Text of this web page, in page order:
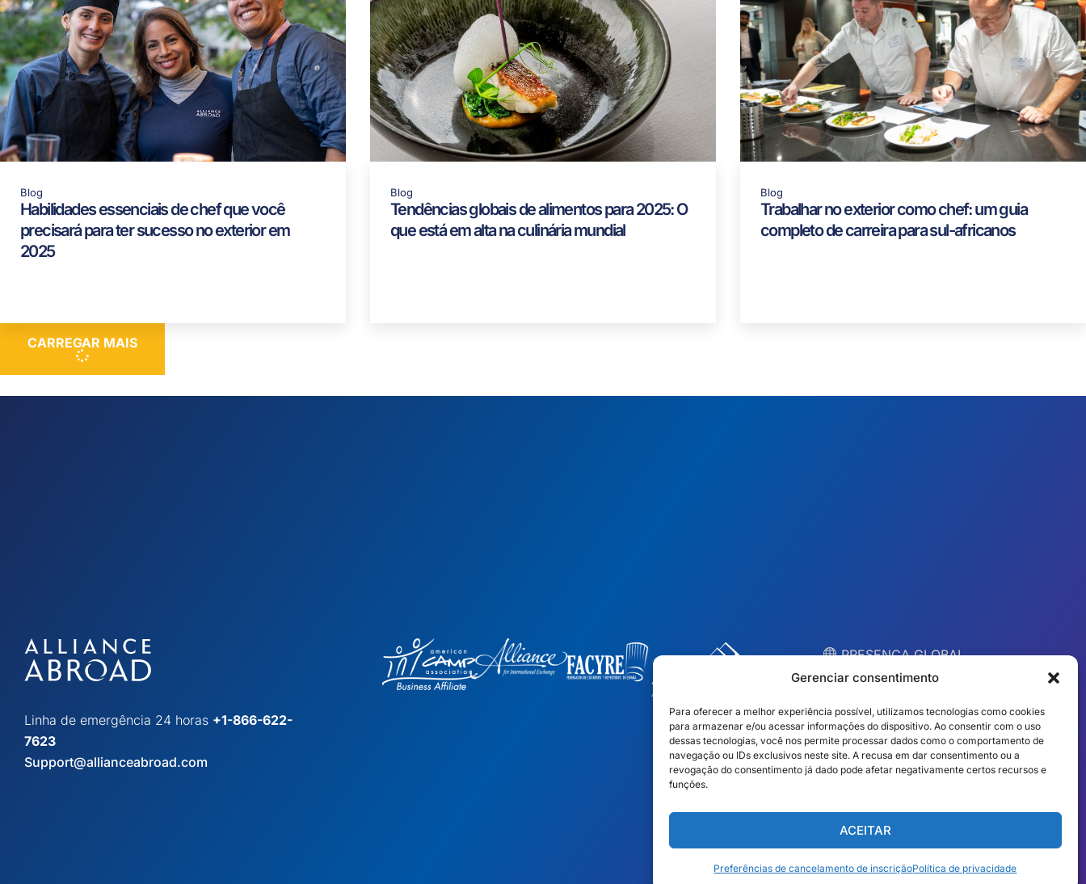
Gerenciar consentimento
Para oferecer a melhor experiência possível, utilizamos tecnologias como cookies
para armazenar e/ou acessar informações do dispositivo. Ao consentir com o uso
dessas tecnologias, você nos permite processar dados como o comportamento de
navegação ou IDs exclusivos neste site. A recusa em dar consentimento ou a
revogação do consentimento já dado pode afetar negativamente certos recursos e
funções.
ACEITAR
Preferências de cancelamento de inscriçãoPolítica de privacidade
Blog
Habilidades essenciais de chef que você
precisará para ter sucesso no exterior em
2025
Blog
Tendências globais de alimentos para 2025: O
que está em alta na culinária mundial
Blog
Trabalhar no exterior como chef: um guia
completo de carreira para sul-africanos
CARREGAR MAIS
Linha de emergência 24 horas +1-866-622-
7623
Support@allianceabroad.com
︎ PRESENÇA GLOBAL
Equipes locais em 10
países
EUA
México
Espanha
Irlanda
Austrália
S. África